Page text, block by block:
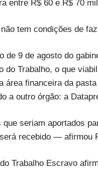
entre R$ 60 e R$ 70
tem condições de
de 9 de agosto do
do Trabalho, o que
área financeira da
a outro órgão: a
seriam aportados
recebido — afirmou
Trabalho Escravo